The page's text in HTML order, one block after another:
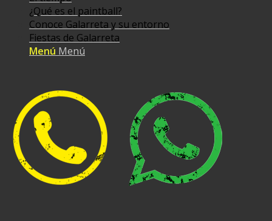
¿Qué es el paintball?
Conoce Galarreta y su entorno
Fiestas de Galarreta
Menú Menú